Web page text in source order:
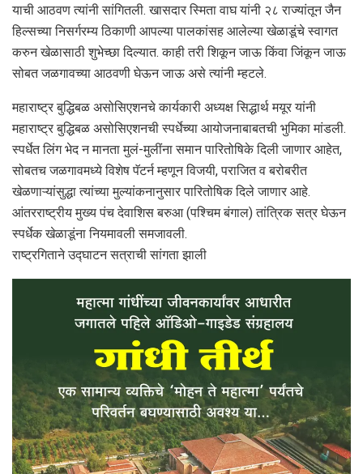
याची आठवण त्यांनी सांगितली. खासदार स्मिता वाघ यांनी २८ राज्यांतून जैन
हिल्सच्या निसर्गरम्य ठिकाणी आपल्या पालकांसह आलेल्या खेळाडूंचे स्वागत
करुन खेळासाठी शुभेच्छा दिल्यात. काही तरी शिकून जाऊ किंवा जिंकून जाऊ
सोबत जळगावच्या आठवणी घेऊन जाऊ असे त्यांनी म्हटले.
महाराष्ट्र बुद्धिबळ असोसिएशनचे कार्यकारी अध्यक्ष सिद्धार्थ मयूर यांनी
महाराष्ट्र बुद्धिबळ असोसिएशनची स्पर्धेच्या आयोजनाबाबतची भुमिका मांडली.
स्पर्धेत लिंग भेद न मानता मुलं-मुलींना समान पारितोषिके दिली जाणार आहेत,
सोबतच जळगावमध्ये विशेष पॅटर्न म्हणून विजयी, पराजित व बरोबरीत
खेळणाऱ्यांसुद्धा त्यांच्या मुल्यांकनानुसार पारितोषिक दिले जाणार आहे.
आंतरराष्ट्रीय मुख्य पंच देवाशिस बरुआ (पश्चिम बंगाल) तांत्रिक सत्र घेऊन
स्पर्धेक खेळाडूंना नियमावली समजावली.
राष्ट्रगिताने उद्घाटन सत्राची सांगता झाली